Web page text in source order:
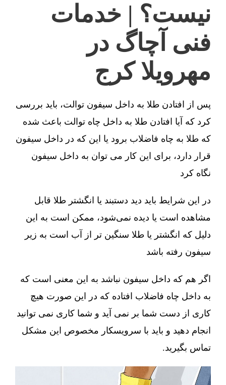
نیست؟ | خدمات
فنی آچاگ در
مهرویلا کرج
پس از افتادن طلا به داخل سیفون توالت، باید بررسی
کرد که آیا افتادن طلا به داخل چاه توالت باعث شده
که طلا به چاه فاضلاب برود یا این که در داخل سیفون
قرار دارد، برای این کار می توان به داخل سیفون
نگاه کرد
در این شرایط باید دید دستبند یا انگشتر طلا قابل
مشاهده است یا دیده نمی‌شود، ممکن است به این
دلیل که انگشتر یا طلا سنگین تر از آب است به زیر
سیفون رفته باشد
اگر هم که داخل سیفون نباشد به این معنی است که
به داخل چاه فاضلاب افتاده که در این صورت هیچ
کاری از دست شما بر نمی آید و شما کاری نمی توانید
انجام دهید و باید با سرویسکار مخصوص این مشکل
تماس بگیرید.